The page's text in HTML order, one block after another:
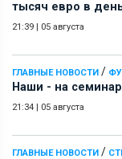
тысяч евро в
21:39 | 05 августа
ГЛАВНЫЕ НОВОСТИ /
Наши - на
21:34 | 05 августа
ГЛАВНЫЕ НОВОСТИ /